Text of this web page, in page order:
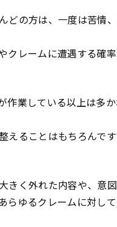
どの方は、一度は苦情
クレームに遭遇する確
作業している以上は多
えることはもちろんで
きく外れた内容や、意
らゆるクレームに対し